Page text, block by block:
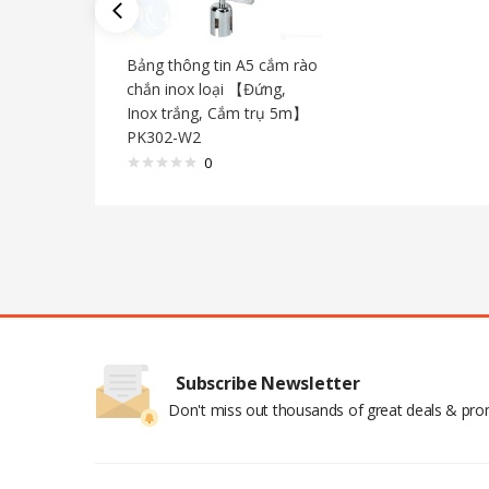
Bảng thông tin A5 cắm rào
chắn inox loại 【Đứng,
Inox trắng, Cắm trụ 5m】
PK302-W2
0
Subscribe Newsletter
Don't miss out thousands of great deals &